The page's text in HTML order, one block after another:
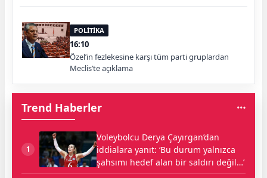
POLİTİKA
16:10
Özel’in fezlekesine karşı tüm parti gruplardan
Meclis’te açıklama
Trend Haberler
1
Voleybolcu Derya Çayırgan’dan
iddialara yanıt: ‘Bu durum yalnızca
şahsımı hedef alan bir saldırı değil…’